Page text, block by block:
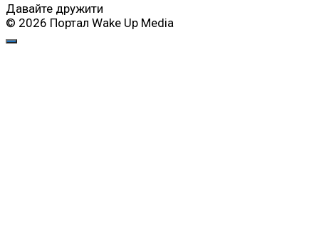
Давайте дружити
© 2026 Портал Wake Up Media